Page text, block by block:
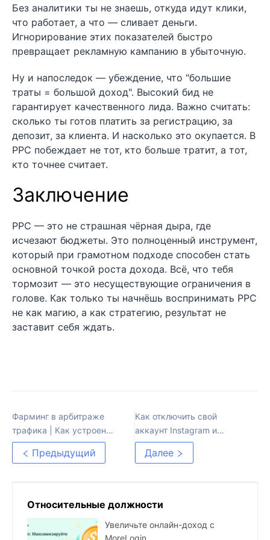
Без аналитики ты не знаешь, откуда идут клики,
что работает, а что — сливает деньги.
Игнорирование этих показателей быстро
превращает рекламную кампанию в убыточную.
Ну и напоследок — убеждение, что "большие
траты = большой доход". Высокий бид не
гарантирует качественного лида. Важно считать:
сколько ты готов платить за регистрацию, за
депозит, за клиента. И насколько это окупается. В
PPC побеждает не тот, кто больше тратит, а тот,
кто точнее считает.
Заключение
PPC — это не страшная чёрная дыра, где
исчезают бюджеты. Это полноценный инструмент,
который при грамотном подходе способен стать
основной точкой роста дохода. Всё, что тебя
тормозит — это несуществующие ограничения в
голове. Как только ты начнёшь воспринимать PPC
не как магию, а как стратегию, результат не
заставит себя ждать.
Фарминг в арбитраже
трафика | Как устроен
фарм аккаунтов
Предыдущий
Как отключить свой
аккаунт Instagram и
защитить свои данные
Далее
Относительные должности
Увеличьте онлайн-доход с
MoreLogin